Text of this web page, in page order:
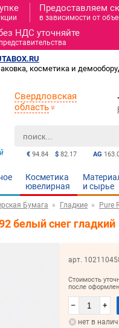
Предоставляем
в зависимости от
НДС уточняйте
косметика и
AG
€ 94.84 $ 82.17
Свердловская
область
Косметика
ювелирная
и cырье
Бумага Гладкие Pure
белый снег гладкий
арт.
Стоимость
после
– +
нет в